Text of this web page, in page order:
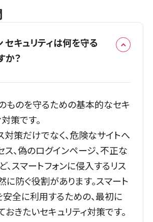
セキュリティは何を守る
か？
ものを守るための基本的なセキ
策です。
対策だけでなく、危険なサイトへ
ス、偽のログインページ、不正な
、スマートフォンに侵入するリス
に防ぐ役割があります。スマート
安全に利用するための、最初に
おきたいセキュリティ対策です。